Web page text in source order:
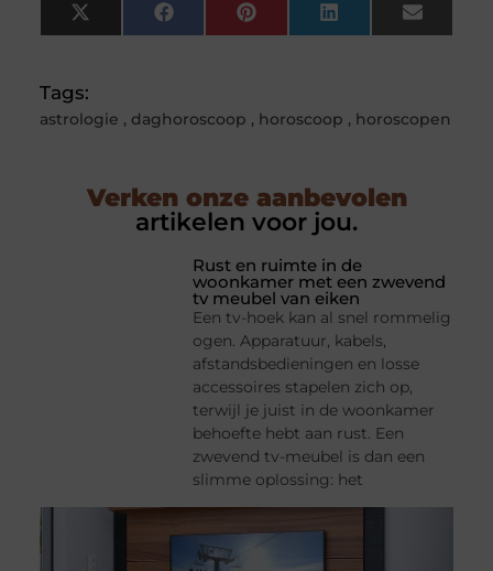
X
(Twitter)
FacebookPinterestLinkedInEmail
Tags:
astrologie , daghoroscoop , horoscoop , horoscopen
Verken onze aanbevolen
artikelen voor jou.
Rust en ruimte in de
woonkamer met een zwevend
tv meubel van eiken
Een tv-hoek kan al snel rommelig
ogen. Apparatuur, kabels,
afstandsbedieningen en losse
accessoires stapelen zich op,
terwijl je juist in de woonkamer
behoefte hebt aan rust. Een
zwevend tv-meubel is dan een
slimme oplossing: het